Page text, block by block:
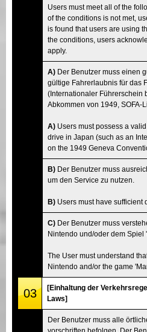
Users must meet all of the
of the conditions is not met,
is found that users are using
the conditions, users
apply.
A) Der Benutzer muss einen
gültige Fahrerlaubnis für das
(Internationaler Führerschein
Abkommen von 1949, SOFA-
A) Users must possess a
drive in Japan (such as an
on the 1949 Geneva
B) Der Benutzer muss
um den Service zu nutzen.
B) Users must have sufficient
C) Der Benutzer muss
Nintendo und/oder dem Spiel
The User must understand
Nintendo and/or the game
03
[Einhaltung der
Laws]
Der Benutzer muss alle